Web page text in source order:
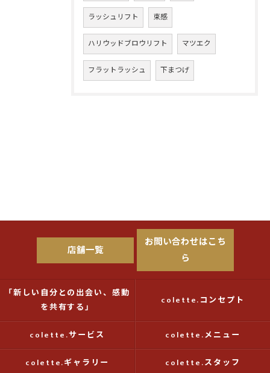
ラッシュリフト 束感
ハリウッドブロウリフト マツエク
フラットラッシュ 下まつげ
店舗一覧
お問い合わせはこち
ら
「新しい自分との出会い、感動
を共有する」
colette.コンセプト
colette.サービス colette.メニュー
colette.ギャラリー colette.スタッフ